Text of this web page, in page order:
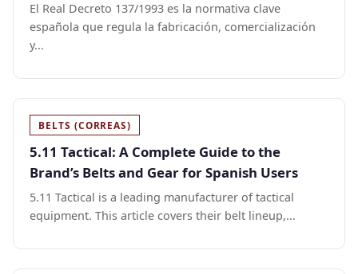
El Real Decreto 137/1993 es la normativa clave
española que regula la fabricación, comercialización
y...
BELTS (CORREAS)
5.11 Tactical: A Complete Guide to the
Brand’s Belts and Gear for Spanish Users
5.11 Tactical is a leading manufacturer of tactical
equipment. This article covers their belt lineup,...